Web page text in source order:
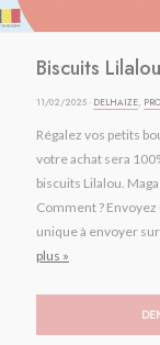
Biscuits
11/02/2025 · DELHAIZE,
Régalez vos petits
votre achat sera
biscuits Lilalou.
Comment ?
unique à envoyer
plus »